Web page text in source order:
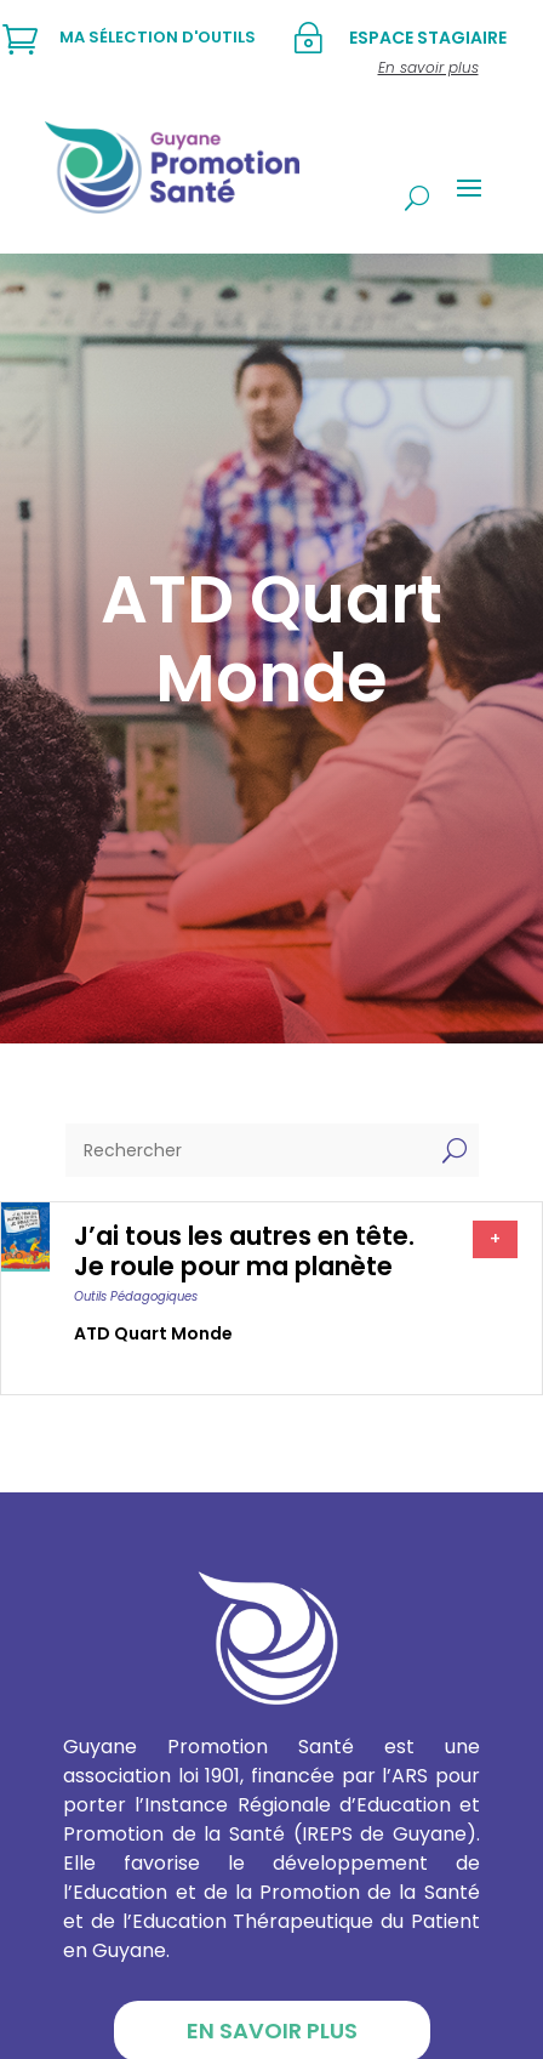
~ ESPACE STAGIAIRE
En savoir plus
 MA SÉLECTION D'OUTILS
ATD Quart
Monde
U
J’ai tous les autres en tête.
Je roule pour ma planète
Outils Pédagogiques
ATD Quart Monde
+
Guyane Promotion Santé est une
association loi 1901, financée par l’ARS pour
porter l’Instance Régionale d’Education et
Promotion de la Santé (IREPS de Guyane).
Elle favorise le développement de
l’Education et de la Promotion de la Santé
et de l’Education Thérapeutique du Patient
en Guyane.
EN SAVOIR PLUS